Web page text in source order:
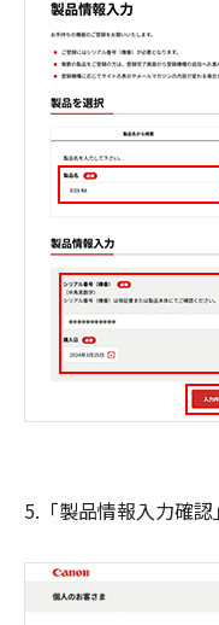
5.「製品情報入力確